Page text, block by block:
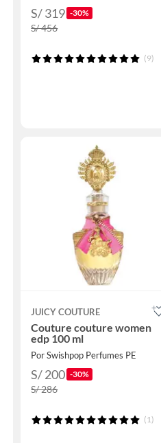
S/ 319 -30%
S/ 456
(9)
JUICY COUTURE
Couture couture women
edp 100 ml
Por Swishpop Perfumes PE
S/ 200 -30%
S/ 286
(1)